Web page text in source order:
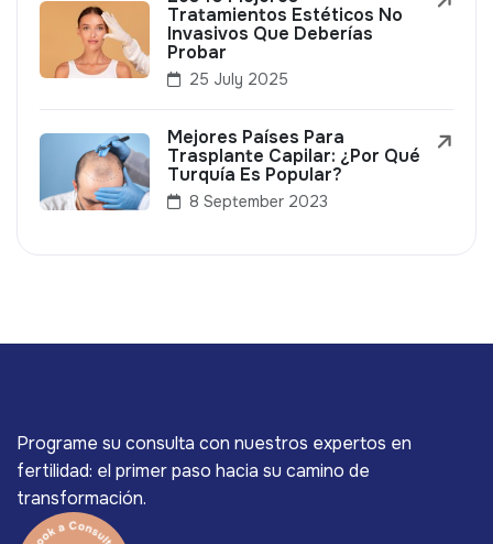
Tratamientos Estéticos No
Invasivos Que Deberías
Probar
25 July 2025
Mejores Países Para
Trasplante Capilar: ¿Por Qué
Turquía Es Popular?
8 September 2023
Programe su consulta con nuestros expertos en
fertilidad: el primer paso hacia su camino de
transformación.